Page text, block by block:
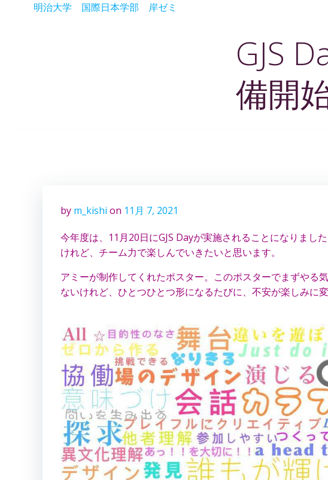
明治大学 国際日本学部 岸ゼミ
GJS
備開
by m_kishi on 11月 7, 2021
今年度は、11月20日にGJS Dayが実施されることになりまし
けれど、チーム力で楽しんでいきたいと思います。
アミーが制作してくれたポスター。このポスターでまずやる
ないけれど、ひとつひとつ形になるたびに、不安が楽しみに